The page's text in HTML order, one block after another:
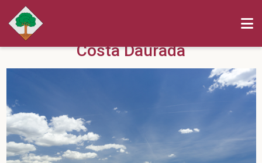
Costa Daurada